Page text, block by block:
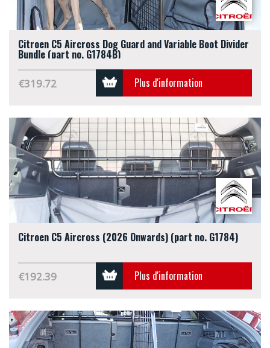
Citroen C5 Aircross Dog Guard and Variable Boot Divider
Bundle (part no. G1784B)
€319.72 Plus d'information
Citroen C5 Aircross (2026 Onwards) (part no. G1784)
€192.39 Plus d'information